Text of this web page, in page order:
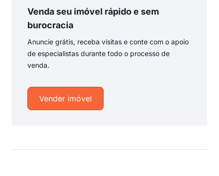
Venda seu imóvel rápido e sem
burocracia
Anuncie grátis, receba visitas e conte com o apoio
de especialistas durante todo o processo de
venda.
Vender imóvel